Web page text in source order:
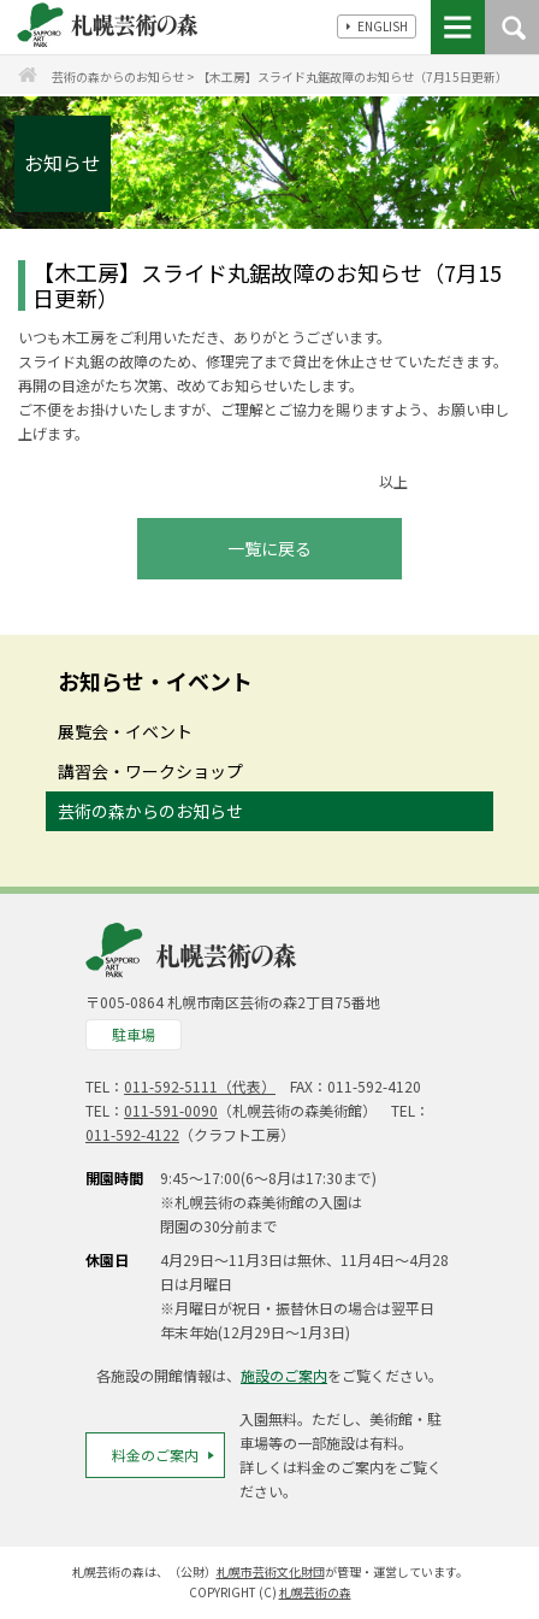
ENGLISH
芸術の森からのお知らせ > 【木工房】スライド丸鋸故障のお知らせ（7月15日更新）
お知らせ
【木工房】スライド丸鋸故障のお知らせ（7月15
日更新）
いつも木工房をご利用いただき、ありがとうございます。
スライド丸鋸の故障のため、修理完了まで貸出を休止させていただきます。
再開の目途がたち次第、改めてお知らせいたします。
ご不便をお掛けいたしますが、ご理解とご協力を賜りますよう、お願い申し
上げます。
以上
一覧に戻る
お知らせ・イベント
展覧会・イベント
講習会・ワークショップ
芸術の森からのお知らせ
〒005-0864 札幌市南区芸術の森2丁目75番地
駐車場
TEL： 011-592-5111（代表）
FAX：011-592-4120
TEL： 011-591-0090 （札幌芸術の森美術館） TEL：
011-592-4122 （クラフト工房）
開園時間
9:45～17:00(6～8月は17:30まで)
※札幌芸術の森美術館の入園は
閉園の30分前まで
休園日
4月29日～11月3日は無休、11月4日～4月28
日は月曜日
※月曜日が祝日・振替休日の場合は翌平日
年末年始(12月29日～1月3日)
各施設の開館情報は、 施設のご案内をご覧ください。
料金のご案内
入園無料。ただし、美術館・駐
車場等の一部施設は有料。
詳しくは料金のご案内をご覧く
ださい。
札幌芸術の森は、（公財） 札幌市芸術文化財団が管理・運営しています。
COPYRIGHT (C) 札幌芸術の森